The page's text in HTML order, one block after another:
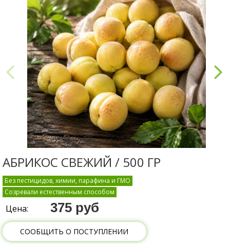
АБРИКОС СВЕЖИЙ / 500 ГР
Без пестицидов, химии, парафина и ГМО
Созревали естественным способом
Цена: 375 руб
СООБЩИТЬ О ПОСТУПЛЕНИИ